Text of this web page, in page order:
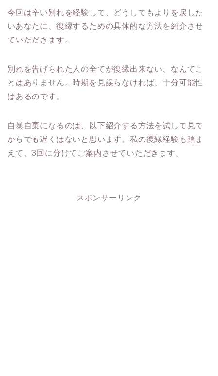
今回は辛い別れを経験して、 どうしてもよりを戻した
いあなたに、復縁するための具体的な方法を紹介させ
ていただきます。
別れを告げられた人の全てが復縁出来ない、 なんてこ
とはありません。時期を見誤らなければ、十分可能性
はあるのです。
自暴自棄になるのは、
以下紹介する方法を試して見て
からでも遅くはないと思います。私の復縁経験も踏ま
えて、3回に分けてご案内させていただきます。
スポンサーリンク